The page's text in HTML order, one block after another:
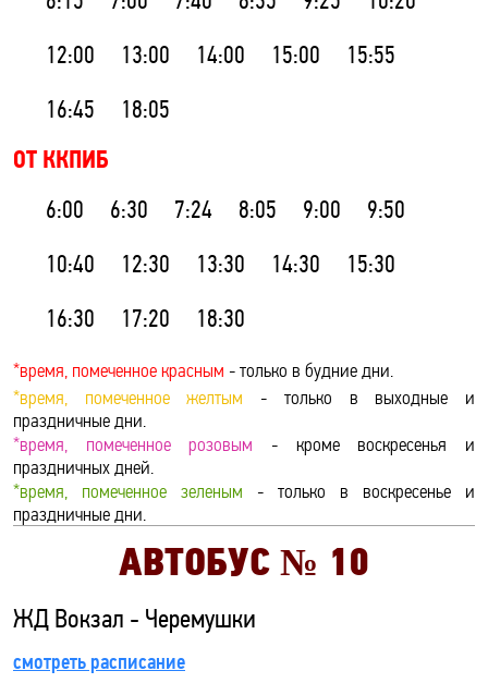
12:00
13:00 14:00 15:00
15:55
16:45
18:05
ОТ ККПИБ
6:00 6:30 7:24 8:05 9:00
9:50
10:40
12:30 13:30 14:30
15:30
16:30
17:20 18:30
*время, помеченное красным - только в будние дни.
*время, помеченное желтым - только в выходные и
праздничные дни.
*время, помеченное розовым - кроме воскресенья и
праздничных дней.
*время, помеченное зеленым - только в воскресенье и
праздничные дни.
АВТОБУС № 10
ЖД Вокзал - Черемушки
смотреть расписание